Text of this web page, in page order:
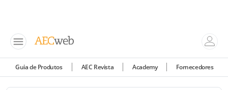
Guia de Produtos AEC Revista Academy Fornecedores